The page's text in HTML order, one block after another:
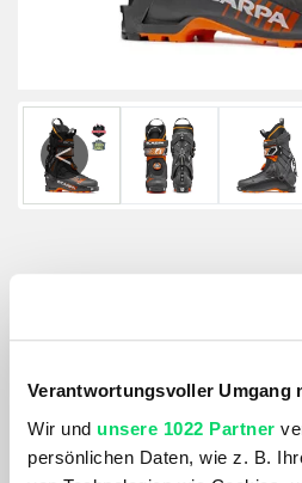
Verantwortungsvoller Umgang
Wir und unsere 1022 Partner
persönlichen Daten, wie z. B.
Previous
GRÖSSE VARIANTE WÄHLEN